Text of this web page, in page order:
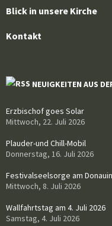
Blick in unsere Kirche
Kontakt
NEUIGKEITEN AUS
Erzbischof goes Solar
Mittwoch, 22. Juli 2026
Plauder-und Chill-Mobil
Donnerstag, 16. Juli 2026
Festivalseelsorge am
Mittwoch, 8. Juli 2026
Wallfahrtstag am 4. Juli 2026
Samstag, 4. Juli 2026